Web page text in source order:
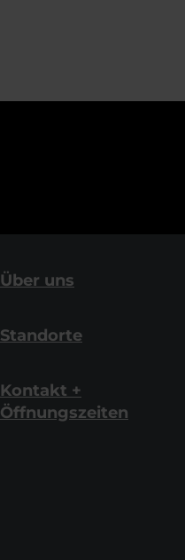
Über uns
Standorte
Kontakt +
Öffnungszeiten